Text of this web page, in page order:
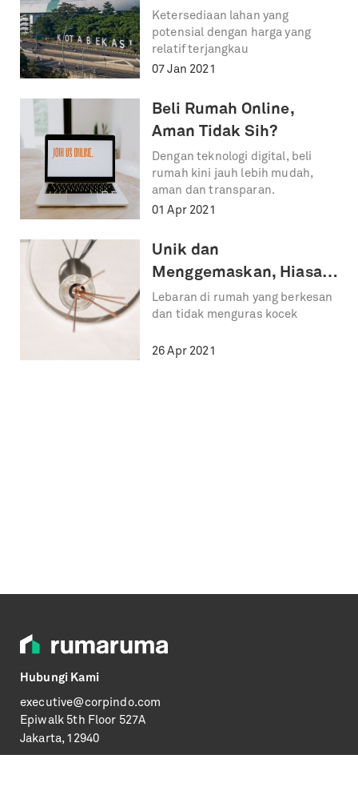
2021?
Ketersediaan lahan yang
potensial dengan harga yang
relatif terjangkau
07 Jan 2021
Beli Rumah Online,
Aman Tidak Sih?
Dengan teknologi digital, beli
rumah kini jauh lebih mudah,
aman dan transparan.
01 Apr 2021
Unik dan
Menggemaskan, Hiasan
Lebaran di Bawah Rp
300 ribu!
Lebaran di rumah yang berkesan
dan tidak menguras kocek
26 Apr 2021
Hubungi Kami
executive@corpindo.com
Epiwalk 5th Floor 527A
Jakarta, 12940